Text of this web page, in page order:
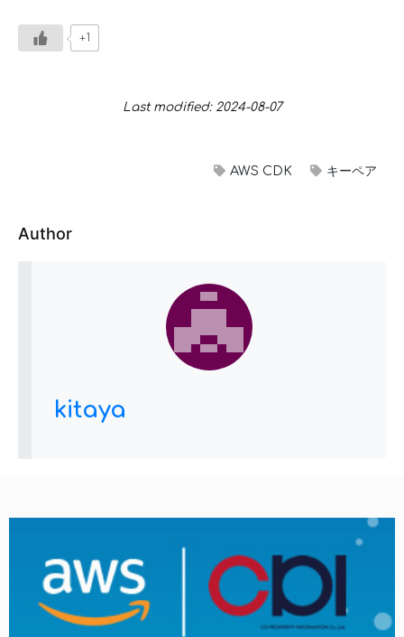
+1
Last modified: 2024-08-07
AWS CDK キーペア
Author
kitaya